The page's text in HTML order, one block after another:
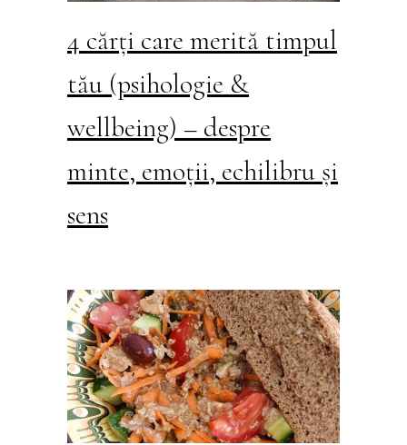
4 cărți care merită timpul
tău (psihologie &
wellbeing) – despre
minte, emoții, echilibru și
sens